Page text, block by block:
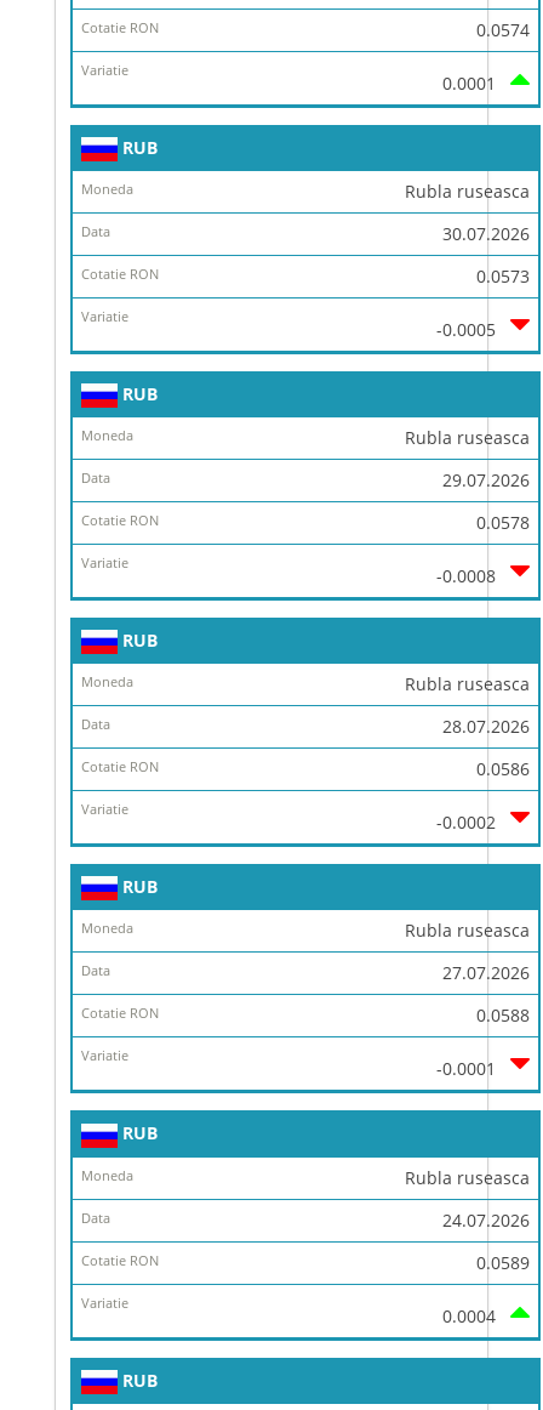
0.0574
0.0001
RUB
Rubla ruseasca
30.07.2026
0.0573
-0.0005
RUB
Rubla ruseasca
29.07.2026
0.0578
-0.0008
RUB
Rubla ruseasca
28.07.2026
0.0586
-0.0002
RUB
Rubla ruseasca
27.07.2026
0.0588
-0.0001
RUB
Rubla ruseasca
24.07.2026
0.0589
0.0004
RUB